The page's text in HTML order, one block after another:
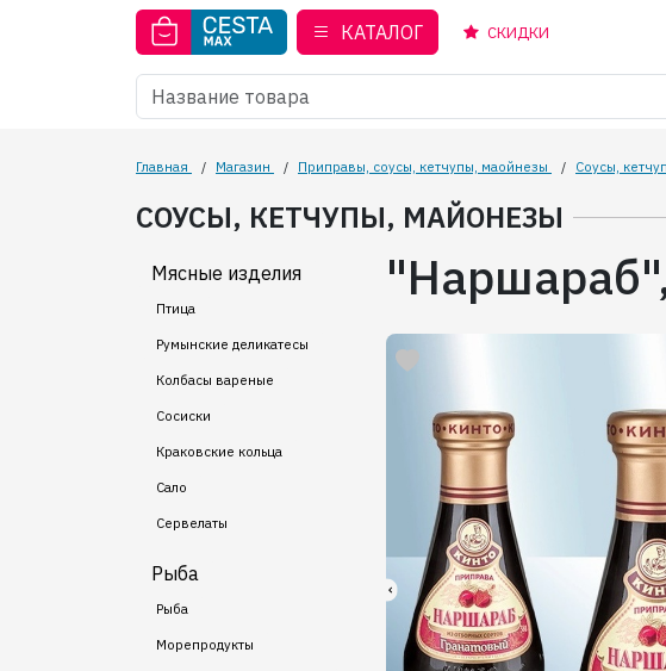
КАТАЛОГ СКИДКИ
Главная / Магазин / Приправы, соусы, кетчупы, маойнезы / Соусы,
СОУСЫ, КЕТЧУПЫ, МАЙОНЕЗЫ
Мясные изделия
Птица
Румынские деликатесы
Колбасы вареные
Сосиски
Краковские кольца
Сало
Сервелаты
Рыба
Рыба
Морепродукты